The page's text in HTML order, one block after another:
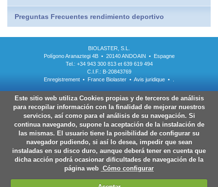
Preguntas Frecuentes rendimiento deportivo
BIOLASTER, S.L.
Polígono Aranaztegi 4B • 20140 ANDOAIN • Espagne
Tel.: +34 943 300 813 et 639 619 494
C.I.F.: B-20843769
Enregistrement • France Biolaster • Avis juridique •
Este sitio web utiliza Cookies propias y de terceros de análisis
para recopilar información con la finalidad de mejorar nuestros
servicios, así como para el análisis de su navegación. Si
continua navegando, supone la aceptación de la instalación de
las mismas. El usuario tiene la posibilidad de configurar su
navegador pudiendo, si así lo desea, impedir que sean
instaladas en su disco duro, aunque deberá tener en cuenta que
dicha acción podrá ocasionar dificultades de navegación de la
página web Cómo configurar